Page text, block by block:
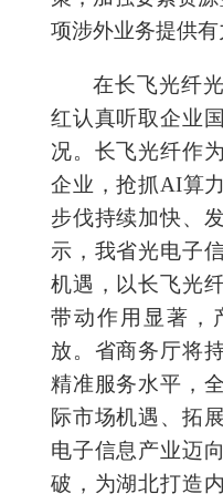
项涉外业务提供有
在长飞光纤
红认真听取企业
况。长飞光纤作
企业，抢抓AI算
步伐持续加快、
示，我省光电子
机遇，以长飞光
带动作用显著，
放。省商务厅将
精准服务水平，
际市场机遇、拓
电子信息产业迈
破，为湖北打造